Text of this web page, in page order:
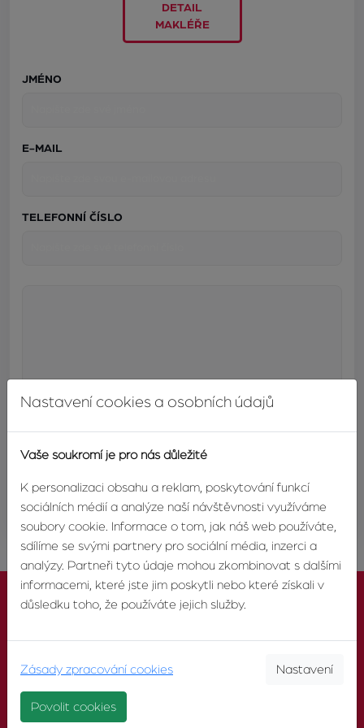
DETAIL
MAKLÉŘE
JMÉNO
E-MAIL
TELEFONNÍ ČÍSLO
ODESLAT
KONTAKTUJTE NÁS
TELEFON
Nastavení cookies a osobních údajů
Vaše soukromí je pro nás důležité
K personalizaci obsahu a reklam, poskytování funkcí
sociálních médií a analýze naší návštěvnosti využíváme
soubory cookie. Informace o tom, jak náš web používáte,
sdílíme se svými partnery pro sociální média, inzerci a
analýzy. Partneři tyto údaje mohou zkombinovat s dalšími
informacemi, které jste jim poskytli nebo které získali v
důsledku toho, že používáte jejich služby.
Zásady zpracování cookies Nastavení
Povolit cookies